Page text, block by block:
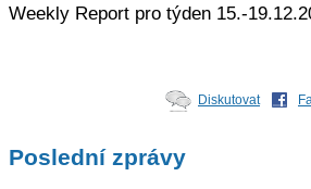
Weekly Report pro týden 15.-
Diskutovat
Poslední zprávy